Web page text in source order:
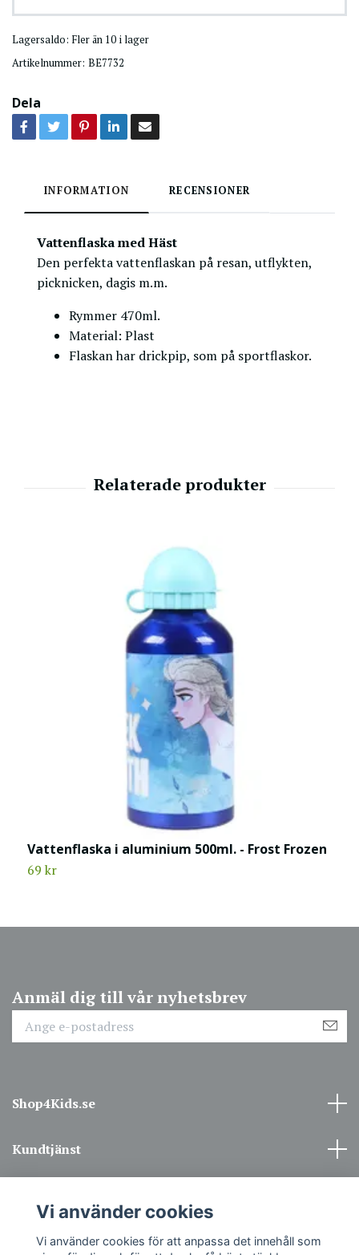
Lagersaldo: Fler än 10 i lager
Artikelnummer: BE7732
Dela
INFORMATION RECENSIONER
Vattenflaska med Häst
Den perfekta vattenflaskan på resan, utflykten,
picknicken, dagis m.m.
Rymmer 470ml.
Material: Plast
Flaskan har drickpip, som på sportflaskor.
Vattenflaska i aluminium 500ml. - Frost Frozen
69 kr
Anmäl dig till vår nyhetsbrev
Shop4Kids.se
Kundtjänst
Sociala medier
Vi använder cookies
Vi använder cookies för att anpassa det innehåll som